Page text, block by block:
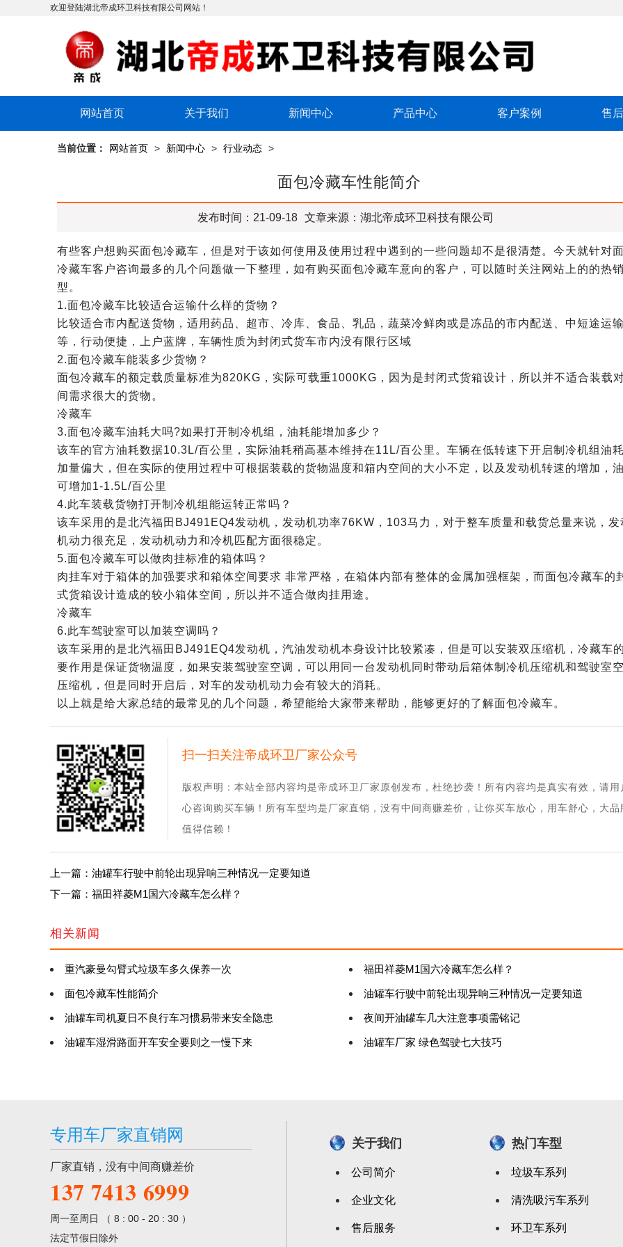
欢迎登陆湖北帝成环卫科技有限公司网站！
网站首页 关于我们 新闻中心 产品中心 客户案例 售
当前位置： 网站首页 > 新闻中心 > 行业动态 >
面包冷藏车性能简介
发布时间：21-09-18 文章来源：湖北帝成环卫科技有限公司
有些客户想购买面包冷藏车，但是对于该如何使用及使用过程中遇到的一些问题却不是很清楚。今天就针对
冷藏车客户咨询最多的几个问题做一下整理，如有购买面包冷藏车意向的客户，可以随时关注网站上的的热
型。
1.面包冷藏车比较适合运输什么样的货物？
比较适合市内配送货物，适用药品、超市、冷库、食品、乳品，蔬菜冷鲜肉或是冻品的市内配送、中短途运输
等，行动便捷，上户蓝牌，车辆性质为封闭式货车市内没有限行区域
2.面包冷藏车能装多少货物？
面包冷藏车的额定载质量标准为820KG，实际可载重1000KG，因为是封闭式货箱设计，所以并不适合装载
间需求很大的货物。
冷藏车
3.面包冷藏车油耗大吗?如果打开制冷机组，油耗能增加多少？
该车的官方油耗数据10.3L/百公里，实际油耗稍高基本维持在11L/百公里。车辆在低转速下开启制冷机组油
加量偏大，但在实际的使用过程中可根据装载的货物温度和箱内空间的大小不定，以及发动机转速的增加，
可增加1-1.5L/百公里
4.此车装载货物打开制冷机组能运转正常吗？
该车采用的是北汽福田BJ491EQ4发动机，发动机功率76KW，103马力，对于整车质量和载货总量来说，发
机动力很充足，发动机动力和冷机匹配方面很稳定。
5.面包冷藏车可以做肉挂标准的箱体吗？
肉挂车对于箱体的加强要求和箱体空间要求 非常严格，在箱体内部有整体的金属加强框架，而面包冷藏车的
式货箱设计造成的较小箱体空间，所以并不适合做肉挂用途。
冷藏车
6.此车驾驶室可以加装空调吗？
该车采用的是北汽福田BJ491EQ4发动机，汽油发动机本身设计比较紧凑，但是可以安装双压缩机，冷藏车
要作用是保证货物温度，如果安装驾驶室空调，可以用同一台发动机同时带动后箱体制冷机压缩机和驾驶室
压缩机，但是同时开启后，对车的发动机动力会有较大的消耗。
以上就是给大家总结的最常见的几个问题，希望能给大家带来帮助，能够更好的了解面包冷藏车。
扫一扫关注帝成环卫厂家公众号
版权声明：本站全部内容均是帝成环卫厂家原创发布，杜绝抄袭！所有内容均是真实有效，请用
心咨询购买车辆！所有车型均是厂家直销，没有中间商赚差价，让你买车放心，用车舒心，大品
值得信赖！
上一篇：油罐车行驶中前轮出现异响三种情况一定要知道
下一篇：福田祥菱M1国六冷藏车怎么样？
相关新闻
重汽豪曼勾臂式垃圾车多久保养一次 福田祥菱M1国六冷藏车怎么样？
面包冷藏车性能简介 油罐车行驶中前轮出现异响三种情况一定要知道
油罐车司机夏日不良行车习惯易带来安全隐患 夜间开油罐车几大注意事项需铭记
油罐车湿滑路面开车安全要则之一慢下来 油罐车厂家 绿色驾驶七大技巧
专用车厂家直销网
厂家直销，没有中间商赚差价
137 7413 6999
周一至周日 （ 8 : 00 - 20 : 30 ）
法定节假日除外
关于我们
公司简介
企业文化
售后服务
热门车型
垃圾车系列
清洗吸污车系列
环卫车系列